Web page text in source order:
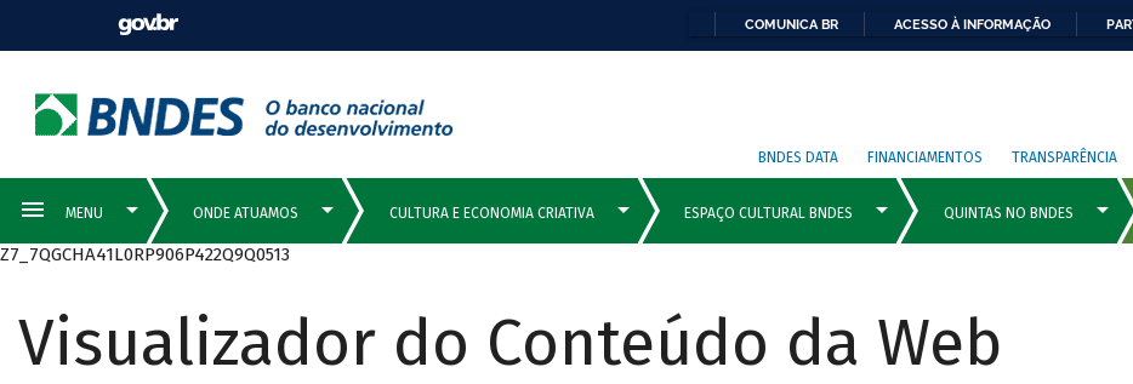
COMUNICA BR ACESSO À INFORMAÇÃO
BNDES DATA FINANCIAMENTOS TRANSPARÊNCIA
Z7_7QGCHA41L0RP906P422Q9Q0513
Visualizador do Conteúdo da Web